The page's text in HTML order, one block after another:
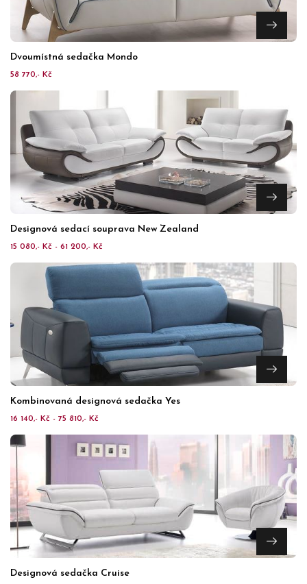
Dvoumístná sedačka Mondo
58 770,- Kč
Designová sedací souprava New Zealand
15 080,- Kč - 61 200,- Kč
Kombinovaná designová sedačka Yes
16 140,- Kč - 75 810,- Kč
Designová sedačka Cruise